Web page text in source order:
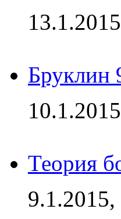
Бруклин
Теория
9.1.2015,